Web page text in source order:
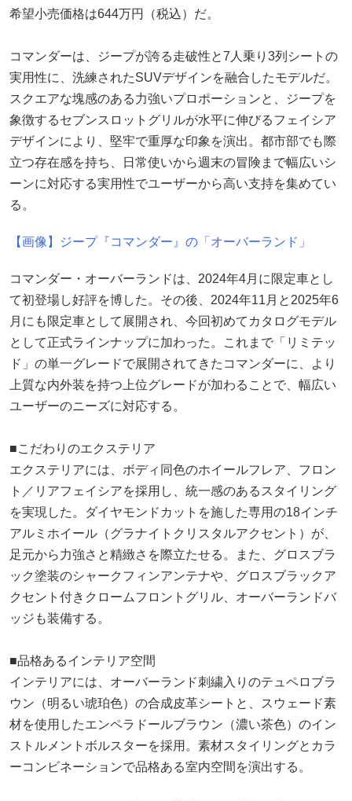
希望小売価格は644万円（税込）だ。
コマンダーは、ジープが誇る走破性と7人乗り3列シートの
実用性に、洗練されたSUVデザインを融合したモデルだ。
スクエアな塊感のある力強いプロポーションと、ジープを
象徴するセブンスロットグリルが水平に伸びるフェイシア
デザインにより、堅牢で重厚な印象を演出。都市部でも際
立つ存在感を持ち、日常使いから週末の冒険まで幅広いシ
ーンに対応する実用性でユーザーから高い支持を集めてい
る。
【画像】ジープ『コマンダー』の「オーバーランド」
コマンダー・オーバーランドは、2024年4月に限定車とし
て初登場し好評を博した。その後、2024年11月と2025年6
月にも限定車として展開され、今回初めてカタログモデル
として正式ラインナップに加わった。これまで「リミテッ
ド」の単一グレードで展開されてきたコマンダーに、より
上質な内外装を持つ上位グレードが加わることで、幅広い
ユーザーのニーズに対応する。
■こだわりのエクステリア
エクステリアには、ボディ同色のホイールフレア、フロン
ト／リアフェイシアを採用し、統一感のあるスタイリング
を実現した。ダイヤモンドカットを施した専用の18インチ
アルミホイール（グラナイトクリスタルアクセント）が、
足元から力強さと精緻さを際立たせる。また、グロスブラ
ック塗装のシャークフィンアンテナや、グロスブラックア
クセント付きクロームフロントグリル、オーバーランドバ
ッジも装備する。
■品格あるインテリア空間
インテリアには、オーバーランド刺繍入りのテュペロブラ
ウン（明るい琥珀色）の合成皮革シートと、スウェード素
材を使用したエンペラドールブラウン（濃い茶色）のイン
ストルメントボルスターを採用。素材スタイリングとカラ
ーコンビネーションで品格ある室内空間を演出する。